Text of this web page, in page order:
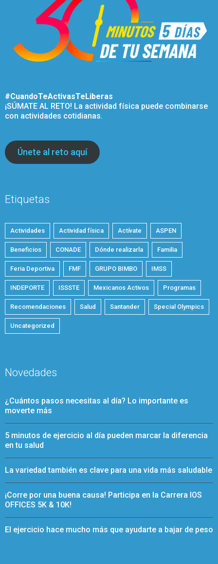
#CuandoTeActivasTeLiberas
¡SÚMATE AL RETO! La actividad física puede combinarse
con actividades cotidianas.
Únete al reto aquí
Etiquetas
Actividades Actividad física Actívate ASPEN
Beneficios CONADE Dónde realizarla Familia
Feria Deportiva FMF GRUPO BIMBO IMSS
INDEPORTE ISSSTE Mexicanos Activos Programas
Recomendaciones Salud Santander Special Olympics
Uncategorized
Novedades
¿Cuántos pasos necesitas al día? Lo importante es
moverte más
5 minutos de ejercicio al día pueden marcar la diferencia
en tu salud
La variedad también es clave para una vida más saludable
¡Corre por una buena causa! Participa en la Carrera IOS
OFFICES 5K & 10K!
El ejercicio hace mucho más que ayudarte a bajar de peso